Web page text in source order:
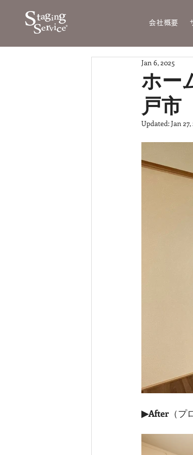
会社概要
ホー
戸市
Jan 6, 2025
Updated:Jan 27,
▶After （プ